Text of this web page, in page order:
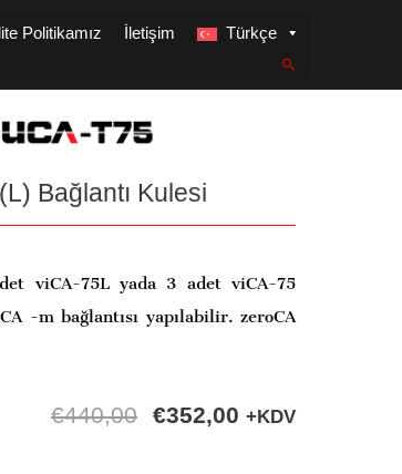
Politikamız İletişim Türkçe
Bağlantı Kulesi
viCA-75L yada 3 adet viCA-75
-m bağlantısı yapılabilir. zeroCA
€440,00 €352,00 +KDV